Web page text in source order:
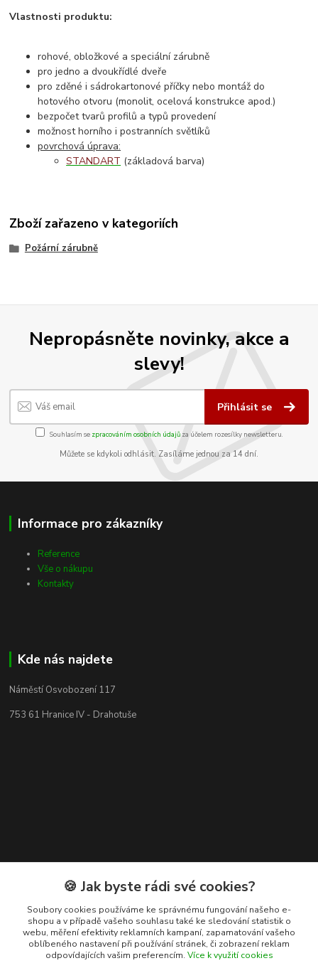
Vlastnosti produktu:
rohové, obložkové a speciální zárubně
pro jedno a dvoukřídlé dveře
pro zděné i sádrokartonové příčky nebo montáž do
hotového otvoru (monolit, ocelová konstrukce apod.)
bezpočet tvarů profilů a typů provedení
možnost horního i postranních světlíků
povrchová úprava:
STANDART (základová barva)
Zboží zařazeno v kategoriích
Požární zárubně
Nepropásněte novinky, akce a
slevy!
Přihlásit se
Souhlasím se zpracováním osobních údajůza účelem rozesílky newsletteru.
Můžete se kdykoli odhlásit. Zasíláme jednou za 14 dní.
Informace pro zákazníky
Reference
Vše o nákupu
Kontakty
Kde nás najdete
Náměstí Osvobození 117
753 61 Hranice IV - Drahotuše
Kontakty
+420 608 400 554
(Po-Pá, 8-15 hod.)
🍪 Jak byste rádi své cookies?
Soubory cookies používáme ke správnému fungování našeho e-
shopu a v případě vašeho souhlasu také ke sledování statistik o
webu, měření efektivity reklamních kampaní, zapamatování vašeho
oblíbeného nastavení při používání stránek, či zobrazení reklam
odpovídajících vašim preferencím. Více k využití cookies